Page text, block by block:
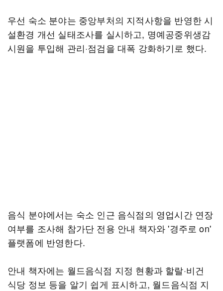
우선 숙소 분야는 중앙부처의 지적사항을 반영한 시
설환경 개선 실태조사를 실시하고, 명예공중위생감
시원을 투입해 관리·점검을 대폭 강화하기로 했다.
음식 분야에서는 숙소 인근 음식점의 영업시간 연장
여부를 조사해 참가단 전용 안내 책자와 '경주로 on'
플랫폼에 반영한다.
안내 책자에는 월드음식점 지정 현황과 할랄·비건
식당 정보 등을 알기 쉽게 표시하고, 월드음식점 지